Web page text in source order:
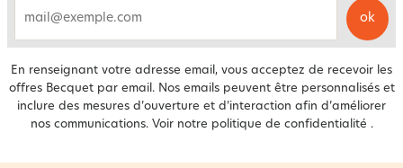
ok
En renseignant votre adresse email, vous acceptez de recevoir les
offres Becquet par email. Nos emails peuvent être personnalisés et
inclure des mesures d’ouverture et d’interaction afin d’améliorer
nos communications. Voir notre politique de confidentialité .